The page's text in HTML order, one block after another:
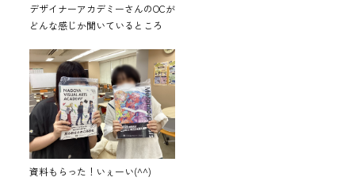
デザイナーアカデミーさんのOCが
どんな感じか聞いているところ
資料もらった！いぇーい(^^)